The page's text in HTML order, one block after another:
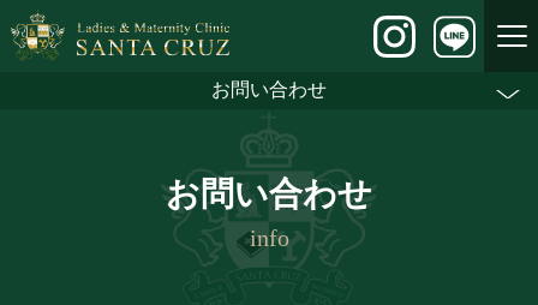
お問い合わせ
お問い合わせ
info